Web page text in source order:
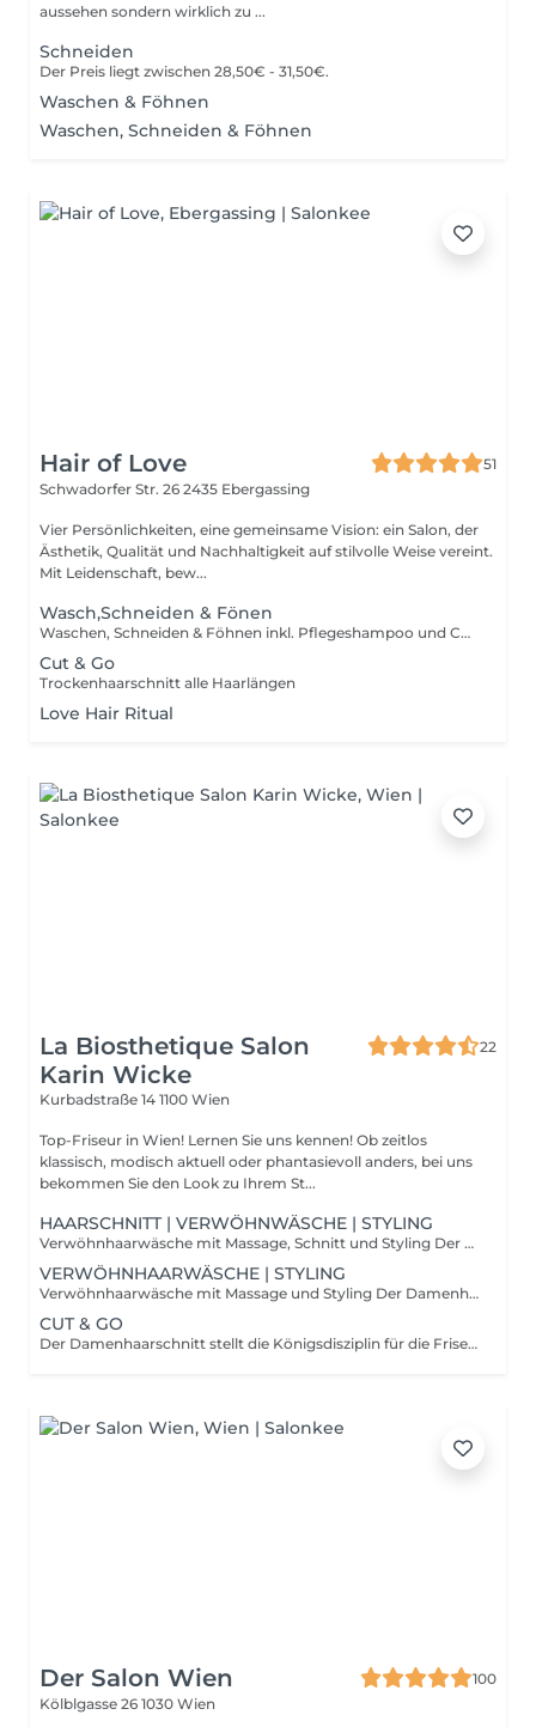
aussehen sondern wirklich zu ...
Schneiden
Der Preis liegt zwischen 28,50€ - 31,50€.
Waschen & Föhnen
Waschen, Schneiden & Föhnen
Hair of Love
51
Schwadorfer Str. 26 2435 Ebergassing
Vier Persönlichkeiten, eine gemeinsame Vision: ein Salon, der
Ästhetik, Qualität und Nachhaltigkeit auf stilvolle Weise vereint.
Mit Leidenschaft, bew...
Wasch,Schneiden & Fönen
Waschen, Schneiden & Föhnen inkl. Pflegeshampoo und Conditioner
Cut & Go
Trockenhaarschnitt alle Haarlängen
Love Hair Ritual
La Biosthetique Salon
Karin Wicke
22
Kurbadstraße 14 1100 Wien
Top-Friseur in Wien! Lernen Sie uns kennen! Ob zeitlos
klassisch, modisch aktuell oder phantasievoll anders, bei uns
bekommen Sie den Look zu Ihrem St...
HAARSCHNITT | VERWÖHNWÄSCHE | STYLING
Verwöhnhaarwäsche mit Massage, Schnitt und Styling Der Damenhaarschnitt stellt die Königsdisziplin für die Friseurinnen und Friseure dar. Schließlich verbringen die Damen mehr Zeit mit Ihrer Frisur als die meisten Männer und haben damit einen hohen Anspruch an Schnitt, Farbe und Styling. Ob kurzes, langes, oder mittellanges Haar, die Meister der Schere müssen für alle Haarlängen und Haar-Beschaffenheiten stets aktuelle Trends, Schnitte, Stylings und aktuellste Färbetechniken anbieten können. Die handwerklichen Fähigkeiten und die individuelle Kreativität der Friseurinnen und Friseure lassen alle Frisurenwünsche der Damen wahr werden.
VERWÖHNHAARWÄSCHE | STYLING
Verwöhnhaarwäsche mit Massage und Styling Der Damenhaarschnitt stellt die Königsdisziplin für die Friseurinnen und Friseure dar. Schließlich verbringen die Damen mehr Zeit mit Ihrer Frisur als die meisten Männer und haben damit einen hohen Anspruch an Schnitt, Farbe und Styling. Ob kurzes, langes, oder mittellanges Haar, die Meister der Schere müssen für alle Haarlängen und Haar-Beschaffenheiten stets aktuelle Trends, Schnitte, Stylings und aktuellste Färbetechniken anbieten können. Die handwerklichen Fähigkeiten und die individuelle Kreativität der Friseurinnen und Friseure lassen alle Frisurenwünsche der Damen wahr werden.
CUT & GO
Der Damenhaarschnitt stellt die Königsdisziplin für die Friseurinnen und Friseure dar. Schließlich verbringen die Damen mehr Zeit mit Ihrer Frisur als die meisten Männer und haben damit einen hohen Anspruch an Schnitt, Farbe und Styling. Ob kurzes, langes, oder mittellanges Haar, die Meister der Schere müssen für alle Haarlängen und Haar-Beschaffenheiten stets aktuelle Trends, Schnitte, Stylings und aktuellste Färbetechniken anbieten können. Die handwerklichen Fähigkeiten und die individuelle Kreativität der Friseurinnen und Friseure lassen alle Frisurenwünsche der Damen wahr werden.
Der Salon Wien
100
Kölblgasse 26 1030 Wien